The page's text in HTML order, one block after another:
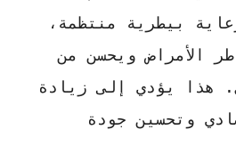
بيطرية منتظمة ،
الأمراض ويحسن من
هذا يؤدي إلى زيادة
وتحسين جودة